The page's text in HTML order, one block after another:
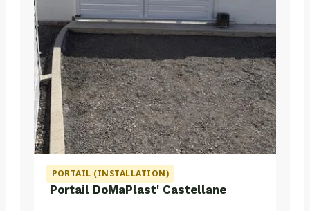
PORTAIL (INSTALLATION)
Portail DoMaPlast' Castellane